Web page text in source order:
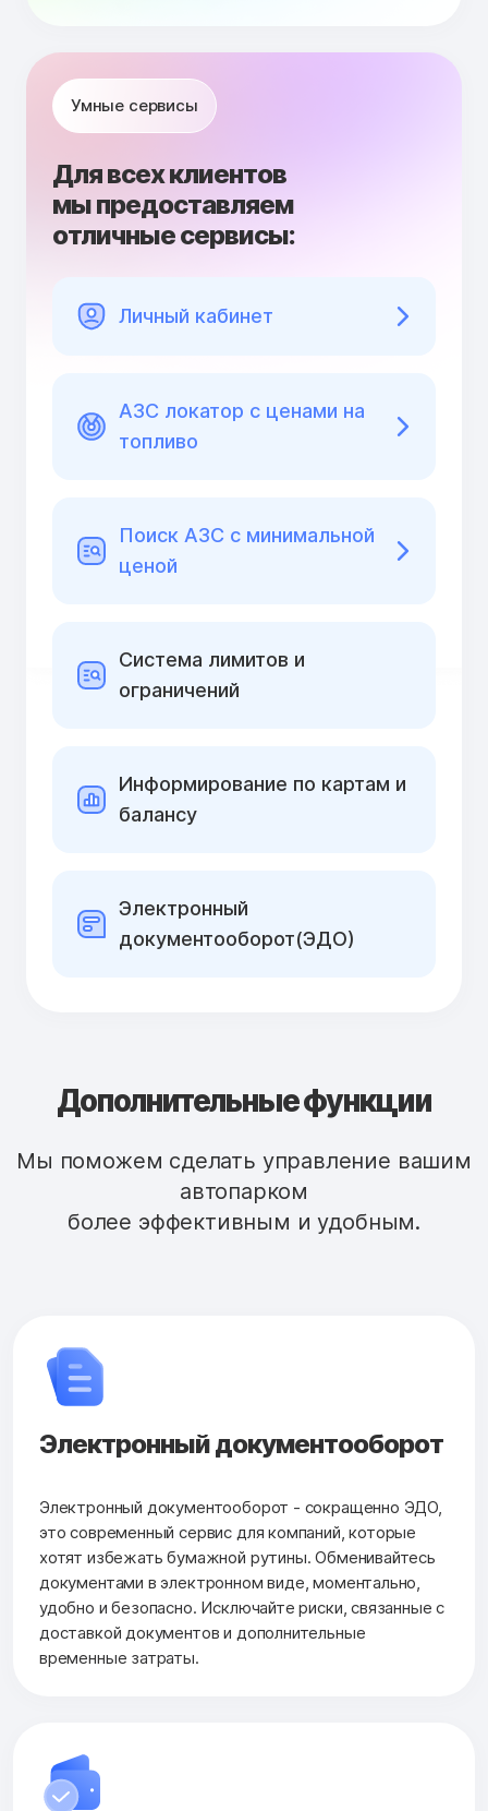
Умные сервисы
Для всех клиентов
мы предоставляем
отличные сервисы:
Личный кабинет
АЗС локатор с ценами на
топливо
Поиск АЗС с минимальной
ценой
Cистема лимитов и
ограничений
Информирование по картам и
балансу
Электронный
документооборот(ЭДО)
Дополнительные функции
Мы поможем сделать управление вашим
автопарком
более эффективным и удобным.
Электронный документооборот
Электронный документооборот - сокращенно ЭДО,
это современный сервис для компаний, которые
хотят избежать бумажной рутины. Обменивайтесь
документами в электронном виде, моментально,
удобно и безопасно. Исключайте риски, связанные с
доставкой документов и дополнительные
временные затраты.